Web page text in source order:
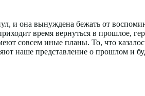
и она вынуждена бежать от
время вернуться в прошлое,
совсем иные планы. То, что
наше представление о прошлом и